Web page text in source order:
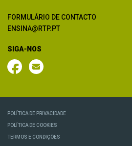
FORMULÁRIO DE CONTACTO
ENSINA@RTP.PT
SIGA-NOS
POLÍTICA DE PRIVACIDADE
POLÍTICA DE COOKIES
TERMOS E CONDIÇÕES